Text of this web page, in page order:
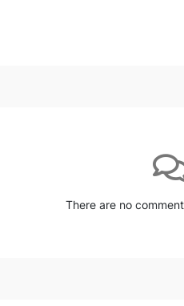
There are no